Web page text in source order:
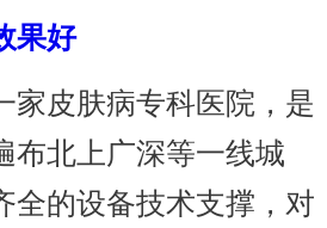
果好
皮肤病专科医院，是
布北上广深等一线城
全的设备技术支撑，对